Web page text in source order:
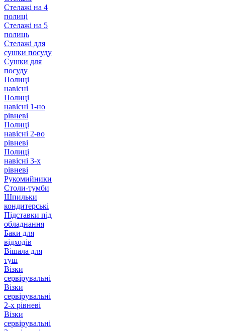
Стелажі на 4
полиці
Стелажі на 5
полиць
Стелажі для
сушки посуду
Сушки для
посуду
Полиці
навісні
Полиці
навісні 1-но
рівневі
Полиці
навісні 2-во
рівневі
Полиці
навісні 3-х
рівневі
Рукомийники
Столи-тумби
Шпильки
кондитерські
Підставки під
обладнання
Баки для
відходів
Вішала для
туш
Візки
сервірувальні
Візки
сервірувальні
2-х рівневі
Візки
сервірувальні